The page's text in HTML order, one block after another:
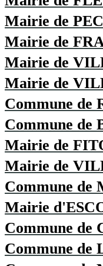
Mairie de
Mairie de
Mairie de
Mairie de
Commune de
Commune de
Mairie de
Mairie de
Commune
Mairie
Commune de
Commune